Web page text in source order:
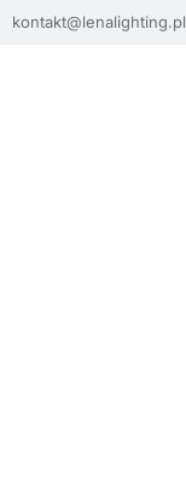
kontakt@lenalighting.pl